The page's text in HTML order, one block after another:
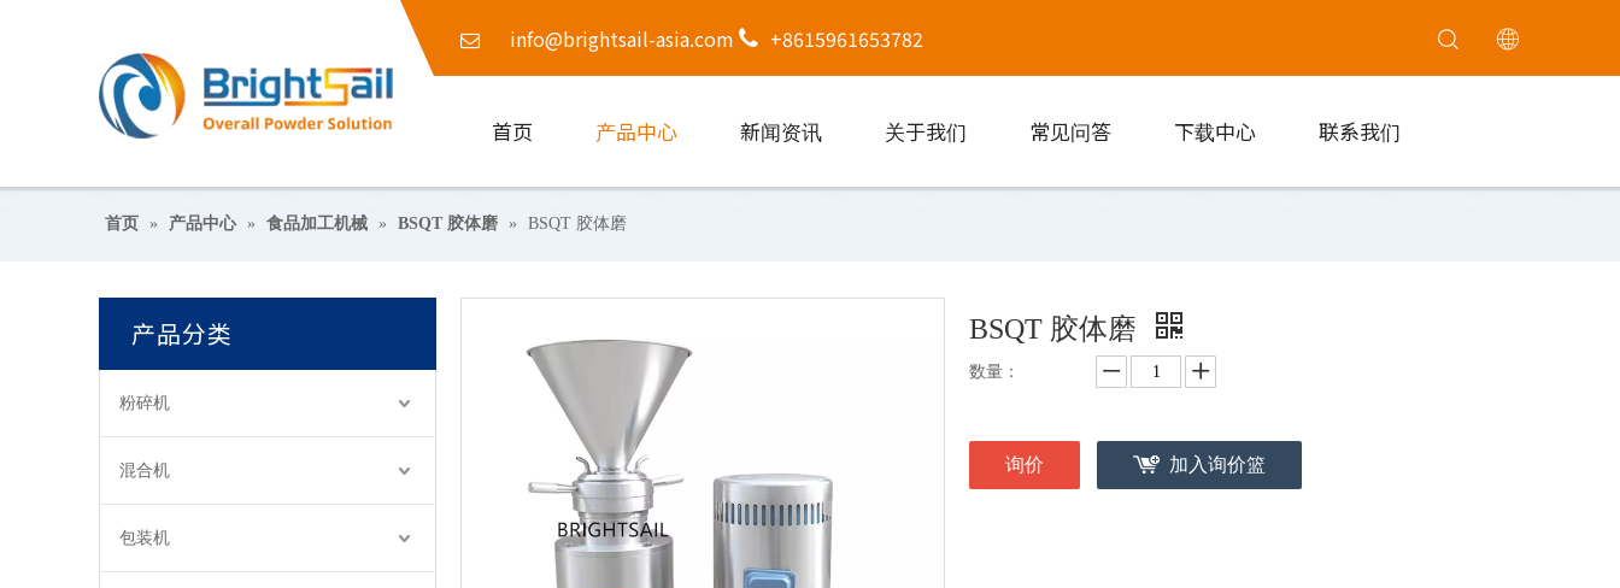
info@brightsail-asia.com +8615961653782
首页 产品中心 新闻资讯 关于我们 常见问答 下载中心 联系我们
首页 » 产品中心 » 食品加工机械 » BSQT 胶体磨 » BSQT 胶体磨
产品分类
粉碎机
混合机
包装机
BSQT 胶体磨
数量：
询价 加入询价篮